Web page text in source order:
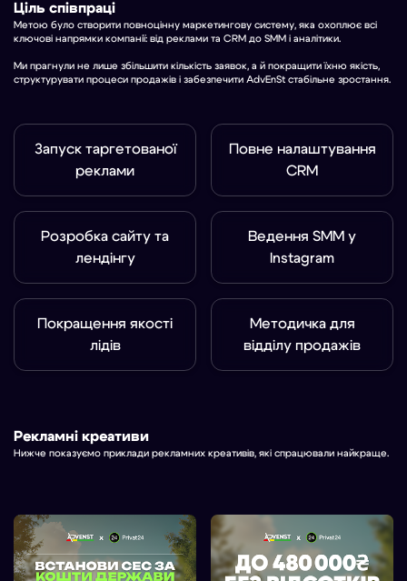
Ціль співпраці
Метою було створити повноцінну маркетингову систему, яка охоплює всі
ключові напрямки компанії: від реклами та CRM до SMM і аналітики.
Ми прагнули не лише збільшити кількість заявок, а й покращити їхню якість,
структурувати процеси продажів і забезпечити AdvEnSt стабільне зростання.
Запуск таргетованої
реклами
Повне налаштування
CRM
Розробка сайту та
лендінгу
Ведення SMM у
Instagram
Покращення якості
лідів
Методичка для
відділу продажів
Рекламні креативи
Нижче показуємо приклади рекламних креативів, які спрацювали найкраще.